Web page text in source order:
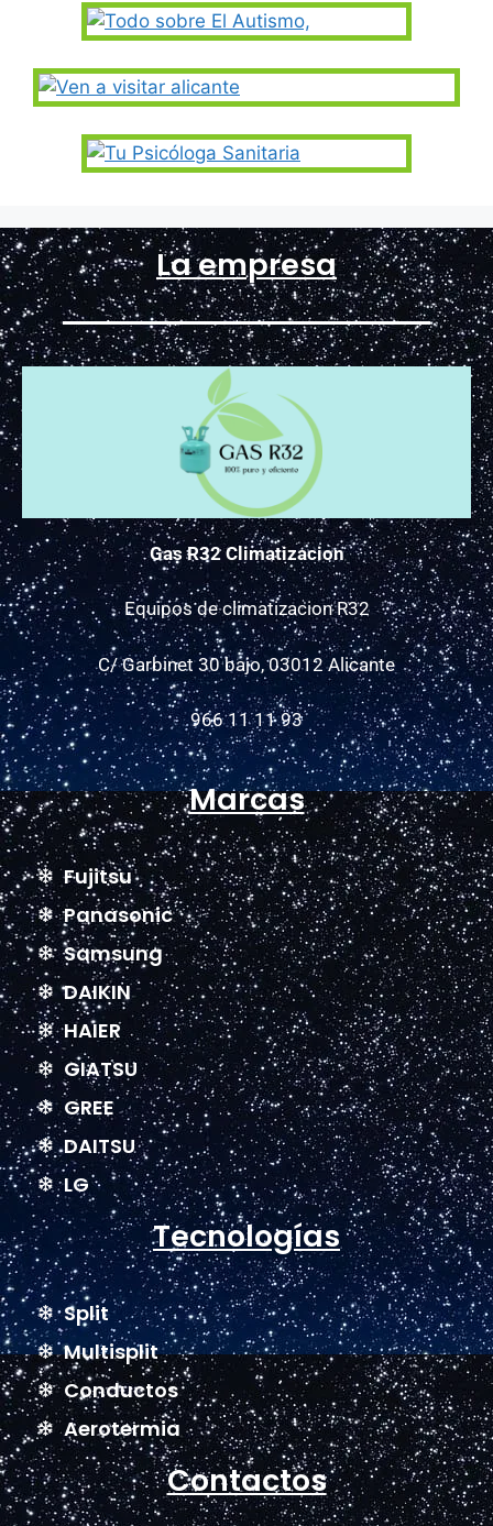
La empresa
Gas R32 Climatizacion
Equipos de climatizacion R32
C/ Garbinet 30 bajo, 03012 Alicante
966 11 11 93
Marcas
Fujitsu
Panasonic
Samsung
DAIKIN
HAIER
GIATSU
GREE
DAITSU
LG
Tecnologías
Split
Multisplit
Conductos
Aerotermia
Contactos